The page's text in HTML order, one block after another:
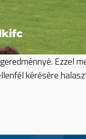
Ezzel
kérésére